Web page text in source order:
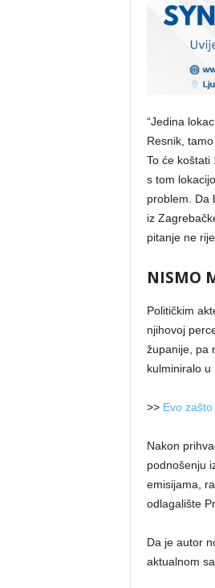
“Jedina
Resnik,
To će koštati
s tom
problem. Da
iz
pitanje ne
NISMO
Političkim
njihovoj
županije, pa
kulminiralo u
>>Evo zašto
Nakon
podnošenju
emisijama,
odlagalište
Da je autor
aktualnom